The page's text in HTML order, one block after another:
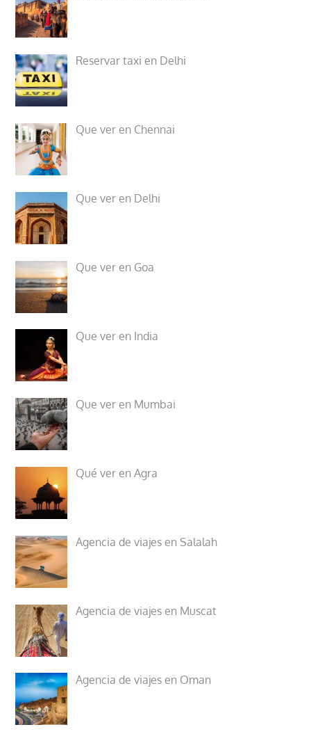
Reservar taxi en Delhi
Que ver en Chennai
Que ver en Delhi
Que ver en Goa
Que ver en India
Que ver en Mumbai
Qué ver en Agra
Agencia de viajes en Salalah
Agencia de viajes en Muscat
Agencia de viajes en Oman